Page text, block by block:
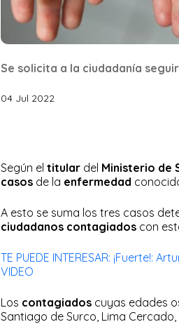
Se solicita a la ciudadanía
04 Jul 2022
Según el titular del Ministerio de
casos de la enfermedad
A esto se suma los tres casos
ciudadanos contagiados con
TE PUEDE INTERESAR: ¡Fuerte!:
VIDEO
Los contagiados cuyas edades
Santiago de Surco, Lima